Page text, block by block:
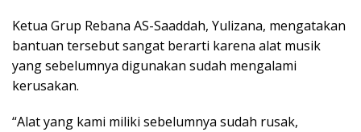
Ketua Grup Rebana AS-Saaddah, Yulizana, mengatakan
bantuan tersebut sangat berarti karena alat musik
yang sebelumnya digunakan sudah mengalami
kerusakan.
“Alat yang kami miliki sebelumnya sudah rusak,